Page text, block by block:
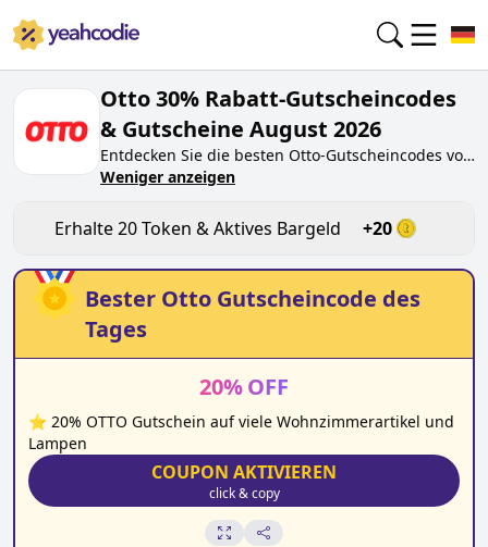
Otto 30% Rabatt-Gutscheincodes
& Gutscheine August 2026
Entdecken Sie die besten Otto-Gutscheincodes von
heute fürAugust 2026
beiotto.de, indem Sie den Code testen. Erhalten
Sie Belohnungen, wenn Sie Otto-Gutscheincodes
einreichen und anderen Käufern beim Sparen
Weniger anzeigen
Erhalte20Token & Aktives Bargeld +20
Bester Otto Gutscheincode des
Tages
20%OFF
⭐ 20% OTTO Gutschein auf viele Wohnzimmerartikel und
Lampen
COUPON AKTIVIEREN
click & copy